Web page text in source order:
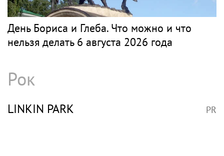
День Бориса и Глеба. Что можно и что
нельзя делать 6 августа 2026 года
Рок
LINKIN PARK PR